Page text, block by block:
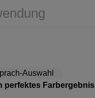
perfektes Farbergebnis